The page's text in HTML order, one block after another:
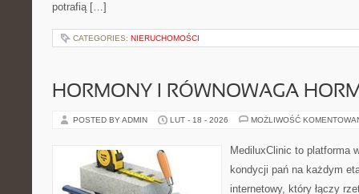
potrafią […]
CATEGORIES: NIERUCHOMOŚCI
HORMONY I RÓWNOWAGA
POSTED BY ADMIN LUT - 18 - 2026 MOŻLIWOŚĆ
MediluxClinic to platforma
kondycji pań na każdym
internetowy, który łączy